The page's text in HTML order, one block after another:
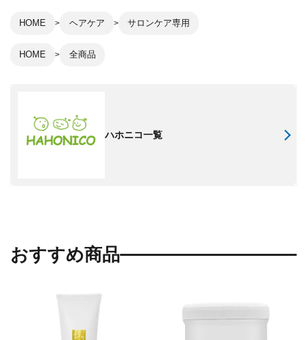
HOME ヘアケア サロンケア専用
HOME 全商品
ハホニコ一覧
おすすめ商品